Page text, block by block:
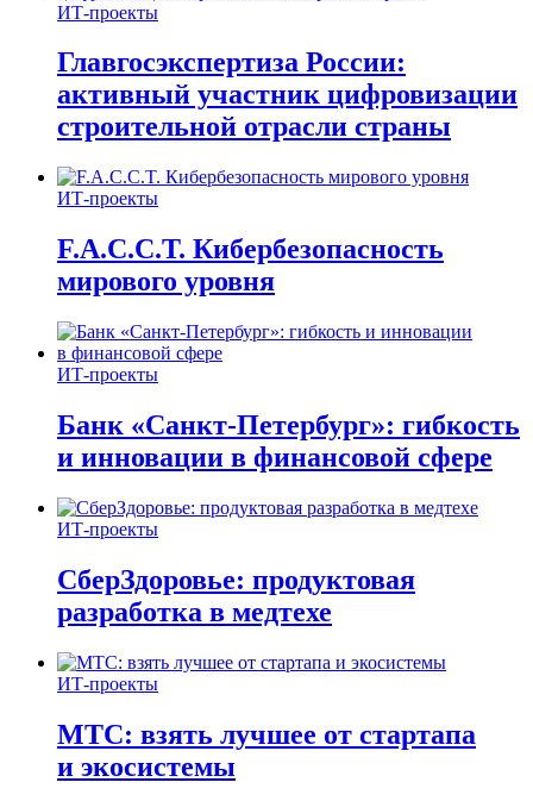
ИТ-проекты
Главгосэкспертиза России:
активный участник цифровизации
строительной отрасли страны
ИТ-проекты
F.A.C.C.T. Кибербезопасность
мирового уровня
ИТ-проекты
Банк «Санкт-Петербург»: гибкость
и инновации в финансовой сфере
ИТ-проекты
СберЗдоровье: продуктовая
разработка в медтехе
ИТ-проекты
МТС: взять лучшее от стартапа
и экосистемы